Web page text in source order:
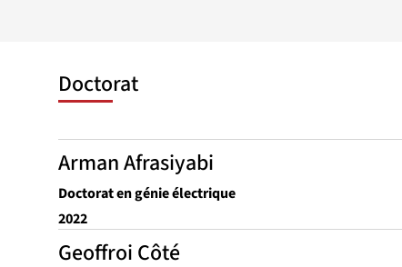
Doctorat
Arman Afrasiyabi
Doctorat en génie électrique
2022
Geoffroi Côté